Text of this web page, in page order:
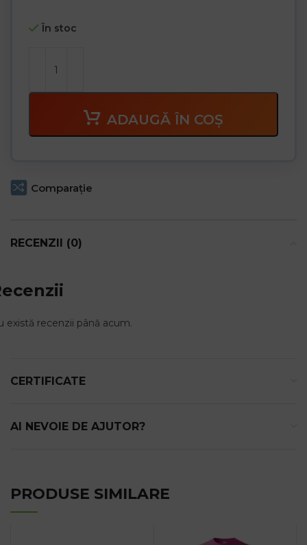
În stoc
ADAUGĂ ÎN COȘ
Comparaţie
RECENZII (0)
există recenzii până acum.
CERTIFICATE
AI NEVOIE DE AJUTOR?
PRODUSE SIMILARE